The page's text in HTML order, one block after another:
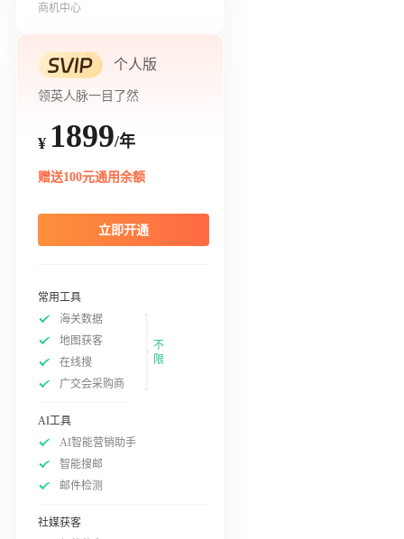
商机中心
个人版
领英人脉一目了然
¥ 1899/年
赠送100元通用余额
立即开通
常用工具
海关数据
地图获客
在线搜
广交会采购商
不
限
AI工具
AI智能营销助手
智能搜邮
邮件检测
社媒获客